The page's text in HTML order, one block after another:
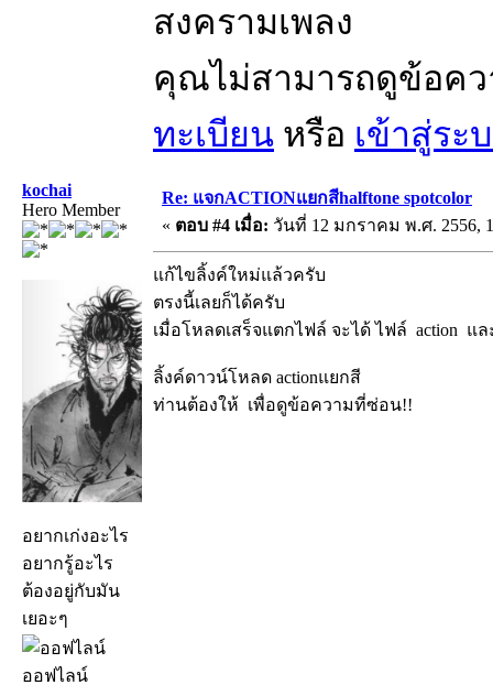
สงครามเพลง
คุณไม่สามารถดูข้อค
ทะเบียน หรือ เข้าสู่ระ
kochai
Hero Member
อยากเก่งอะไร
อยากรู้อะไร
ต้องอยู่กับมัน
เยอะๆ
ออฟไลน์
Re: แจกACTIONแยกสีhalftone spotcolor
« ตอบ #4 เมื่อ: วันที่ 12 มกราคม พ.ศ. 2556,
แก้ไขลิ้งค์ใหม่แล้วครับ
ตรงนี้เลยก็ได้ครับ
เมื่อโหลดเสร็จแตกไฟล์ จะได้ ไฟล์ action แล
ลิ้งค์ดาวน์โหลด actionแยกสี
ท่านต้องให้ เพื่อดูข้อความที่ซ่อน!!